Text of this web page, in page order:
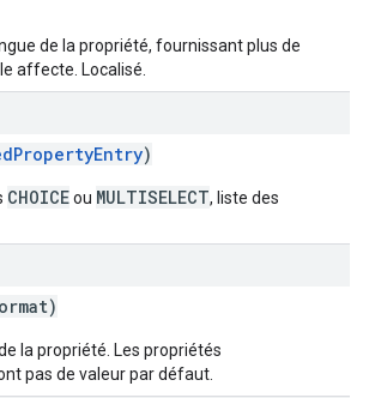
de la propriété, fournissant plus de
affecte. Localisé.
)
CHOICEou MULTISELECT, liste des
la propriété. Les propriétés
pas de valeur par défaut.